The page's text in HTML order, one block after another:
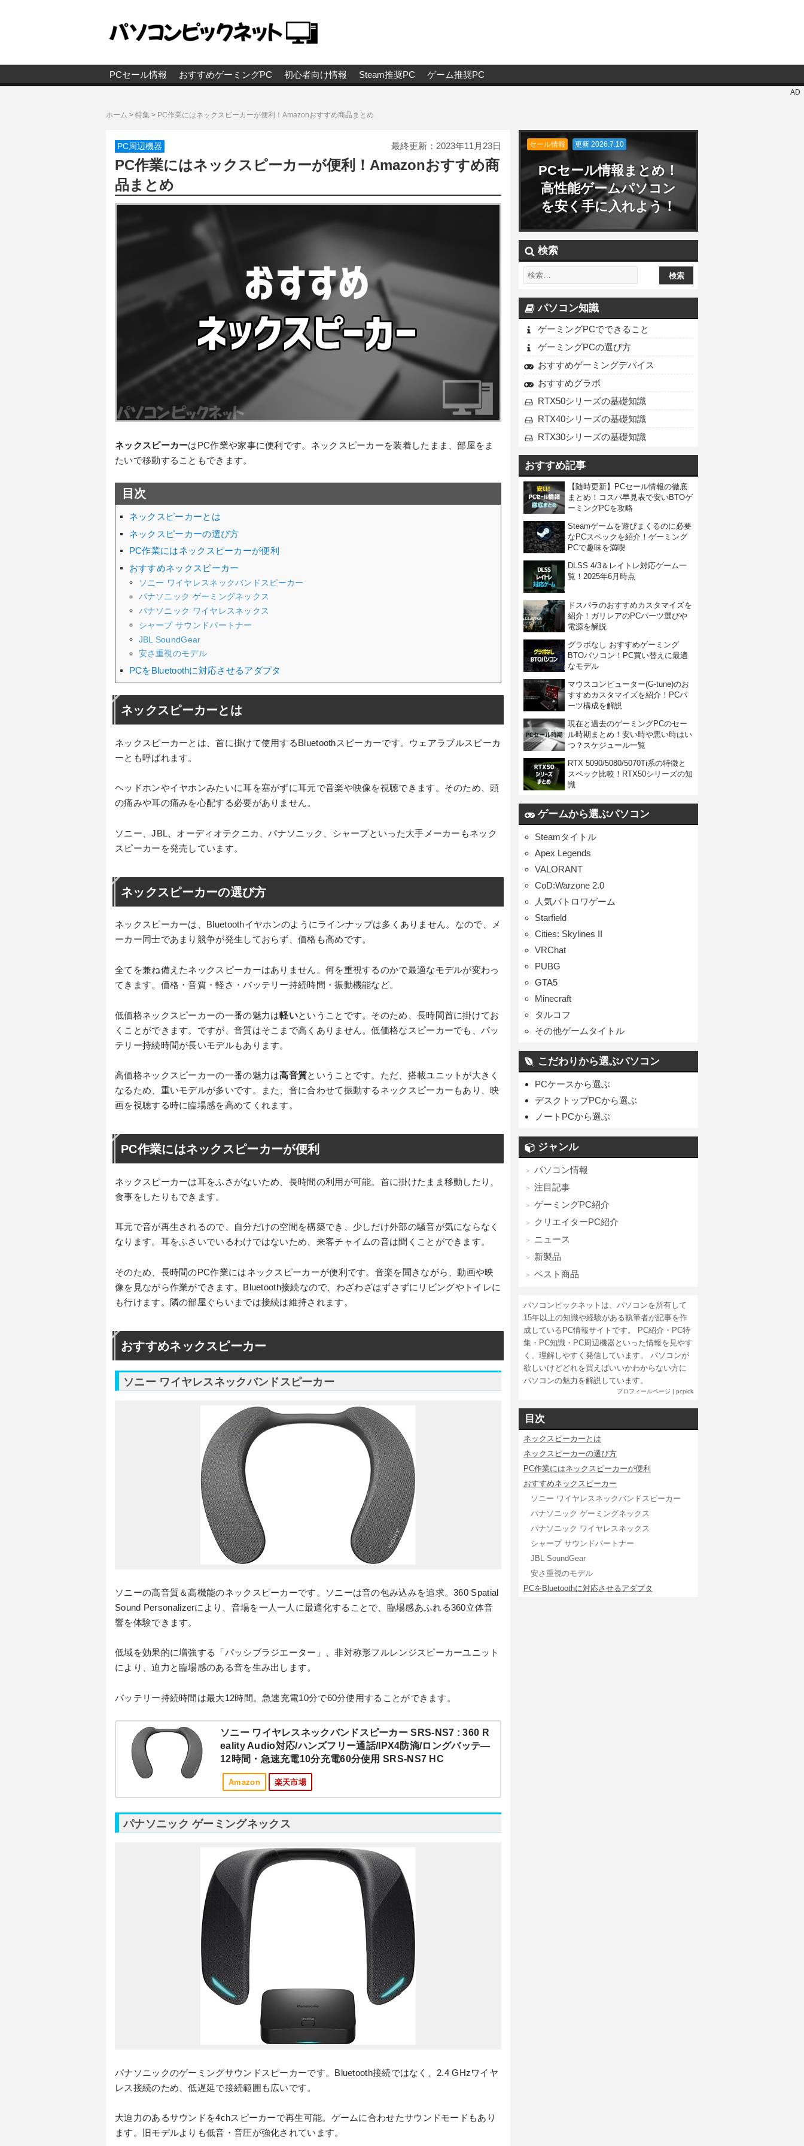
PCセール情報 おすすめゲーミングPC 初心者向け情報 Steam推奨PC ゲーム推奨PC
AD
ホーム > 特集 > PC作業にはネックスピーカーが便利！Amazonおすすめ商品まとめ
PC周辺機器 最終更新： 2023年11月23日
PC作業にはネックスピーカーが便利！Amazonおすすめ商
品まとめ
ネックスピーカーはPC作業や家事に便利です。ネックスピーカーを装着したまま、部屋をま
たいで移動することもできます。
目次
ネックスピーカーとは
ネックスピーカーの選び方
PC作業にはネックスピーカーが便利
おすすめネックスピーカー
ソニー ワイヤレスネックバンドスピーカー
パナソニック ゲーミングネックス
パナソニック ワイヤレスネックス
シャープ サウンドパートナー
JBL SoundGear
安さ重視のモデル
PCをBluetoothに対応させるアダプタ
ネックスピーカーとは
ネックスピーカーとは、首に掛けて使用するBluetoothスピーカーです。ウェアラブルスピーカ
ーとも呼ばれます。
ヘッドホンやイヤホンみたいに耳を塞がずに耳元で音楽や映像を視聴できます。そのため、頭
の痛みや耳の痛みを心配する必要がありません。
ソニー、JBL、オーディオテクニカ、パナソニック、シャープといった大手メーカーもネック
スピーカーを発売しています。
ネックスピーカーの選び方
ネックスピーカーは、Bluetoothイヤホンのようにラインナップは多くありません。なので、メ
ーカー同士であまり競争が発生しておらず、価格も高めです。
全てを兼ね備えたネックスピーカーはありません。何を重視するのかで最適なモデルが変わっ
てきます。価格・音質・軽さ・バッテリー持続時間・振動機能など。
低価格ネックスピーカーの一番の魅力は軽いということです。そのため、長時間首に掛けてお
くことができます。ですが、音質はそこまで高くありません。低価格なスピーカーでも、バッ
テリー持続時間が長いモデルもあります。
高価格ネックスピーカーの一番の魅力は高音質ということです。ただ、搭載ユニットが大きく
なるため、重いモデルが多いです。また、音に合わせて振動するネックスピーカーもあり、映
画を視聴する時に臨場感を高めてくれます。
PC作業にはネックスピーカーが便利
ネックスピーカーは耳をふさがないため、長時間の利用が可能。首に掛けたまま移動したり、
食事をしたりもできます。
耳元で音が再生されるので、自分だけの空間を構築でき、少しだけ外部の騒音が気にならなく
なります。耳をふさいでいるわけではないため、来客チャイムの音は聞くことができます。
そのため、長時間のPC作業にはネックスピーカーが便利です。音楽を聞きながら、動画や映
像を見ながら作業ができます。Bluetooth接続なので、わざわざはずさずにリビングやトイレに
も行けます。隣の部屋ぐらいまでは接続は維持されます。
おすすめネックスピーカー
ソニー ワイヤレスネックバンドスピーカー
ソニーの高音質＆高機能のネックスピーカーです。ソニーは音の包み込みを追求。360 Spatial
Sound Personalizerにより、音場を一人一人に最適化することで、臨場感あふれる360立体音
響を体験できます。
低域を効果的に増強する「パッシブラジエーター」、非対称形フルレンジスピーカーユニット
により、迫力と臨場感のある音を生み出します。
バッテリー持続時間は最大12時間。急速充電10分で60分使用することができます。
ソニー ワイヤレスネックバンドスピーカー SRS-NS7 : 360 R
eality Audio対応/ハンズフリー通話/IPX4防滴/ロングバッテ―
12時間・急速充電10分充電60分使用 SRS-NS7 HC
Amazon 楽天市場
パナソニック ゲーミングネックス
パナソニックのゲーミングサウンドスピーカーです。Bluetooth接続ではなく、2.4 GHzワイヤ
レス接続のため、低遅延で接続範囲も広いです。
大迫力のあるサウンドを4chスピーカーで再生可能。ゲームに合わせたサウンドモードもあり
ます。旧モデルよりも低音・音圧が強化されています。
セール情報 更新 2026.7.10
PCセール情報まとめ！
高性能ゲームパソコン
を安く手に入れよう！
検索
パソコン知識
ゲーミングPCでできること
ゲーミングPCの選び方
おすすめゲーミングデバイス
おすすめグラボ
RTX50シリーズの基礎知識
RTX40シリーズの基礎知識
RTX30シリーズの基礎知識
おすすめ記事
【随時更新】PCセール情報の徹底
まとめ！コスパ早見表で安いBTOゲ
ーミングPCを攻略
Steamゲームを遊びまくるのに必要
なPCスペックを紹介！ゲーミング
PCで趣味を満喫
DLSS 4/3＆レイトレ対応ゲーム一
覧！2025年6月時点
ドスパラのおすすめカスタマイズを
紹介！ガリレアのPCパーツ選びや
電源を解説
グラボなし おすすめゲーミング
BTOパソコン！PC買い替えに最適
なモデル
マウスコンピューター(G-tune)のお
すすめカスタマイズを紹介！PCパ
ーツ構成を解説
現在と過去のゲーミングPCのセー
ル時期まとめ！安い時や悪い時はい
つ？スケジュール一覧
RTX 5090/5080/5070Ti系の特徴と
スペック比較！RTX50シリーズの知
識
ゲームから選ぶパソコン
Steamタイトル
Apex Legends
VALORANT
CoD:Warzone 2.0
人気バトロワゲーム
Starfield
Cities: Skylines II
VRChat
PUBG
GTA5
Minecraft
タルコフ
その他ゲームタイトル
こだわりから選ぶパソコン
PCケースから選ぶ
デスクトップPCから選ぶ
ノートPCから選ぶ
ジャンル
パソコン情報
注目記事
ゲーミングPC紹介
クリエイターPC紹介
ニュース
新製品
ベスト商品
パソコンピックネットは、パソコンを所有して
15年以上の知識や経験がある執筆者が記事を作
成しているPC情報サイトです。 PC紹介・PC特
集・PC知識・PC周辺機器といった情報を見やす
く、理解しやすく発信しています。 パソコンが
欲しいけどどれを買えばいいかわからない方に
パソコンの魅力を解説しています。
プロフィールページ | pcpick
目次
ネックスピーカーとは
ネックスピーカーの選び方
PC作業にはネックスピーカーが便利
おすすめネックスピーカー
ソニー ワイヤレスネックバンドスピーカー
パナソニック ゲーミングネックス
パナソニック ワイヤレスネックス
シャープ サウンドパートナー
JBL SoundGear
安さ重視のモデル
PCをBluetoothに対応させるアダプタ